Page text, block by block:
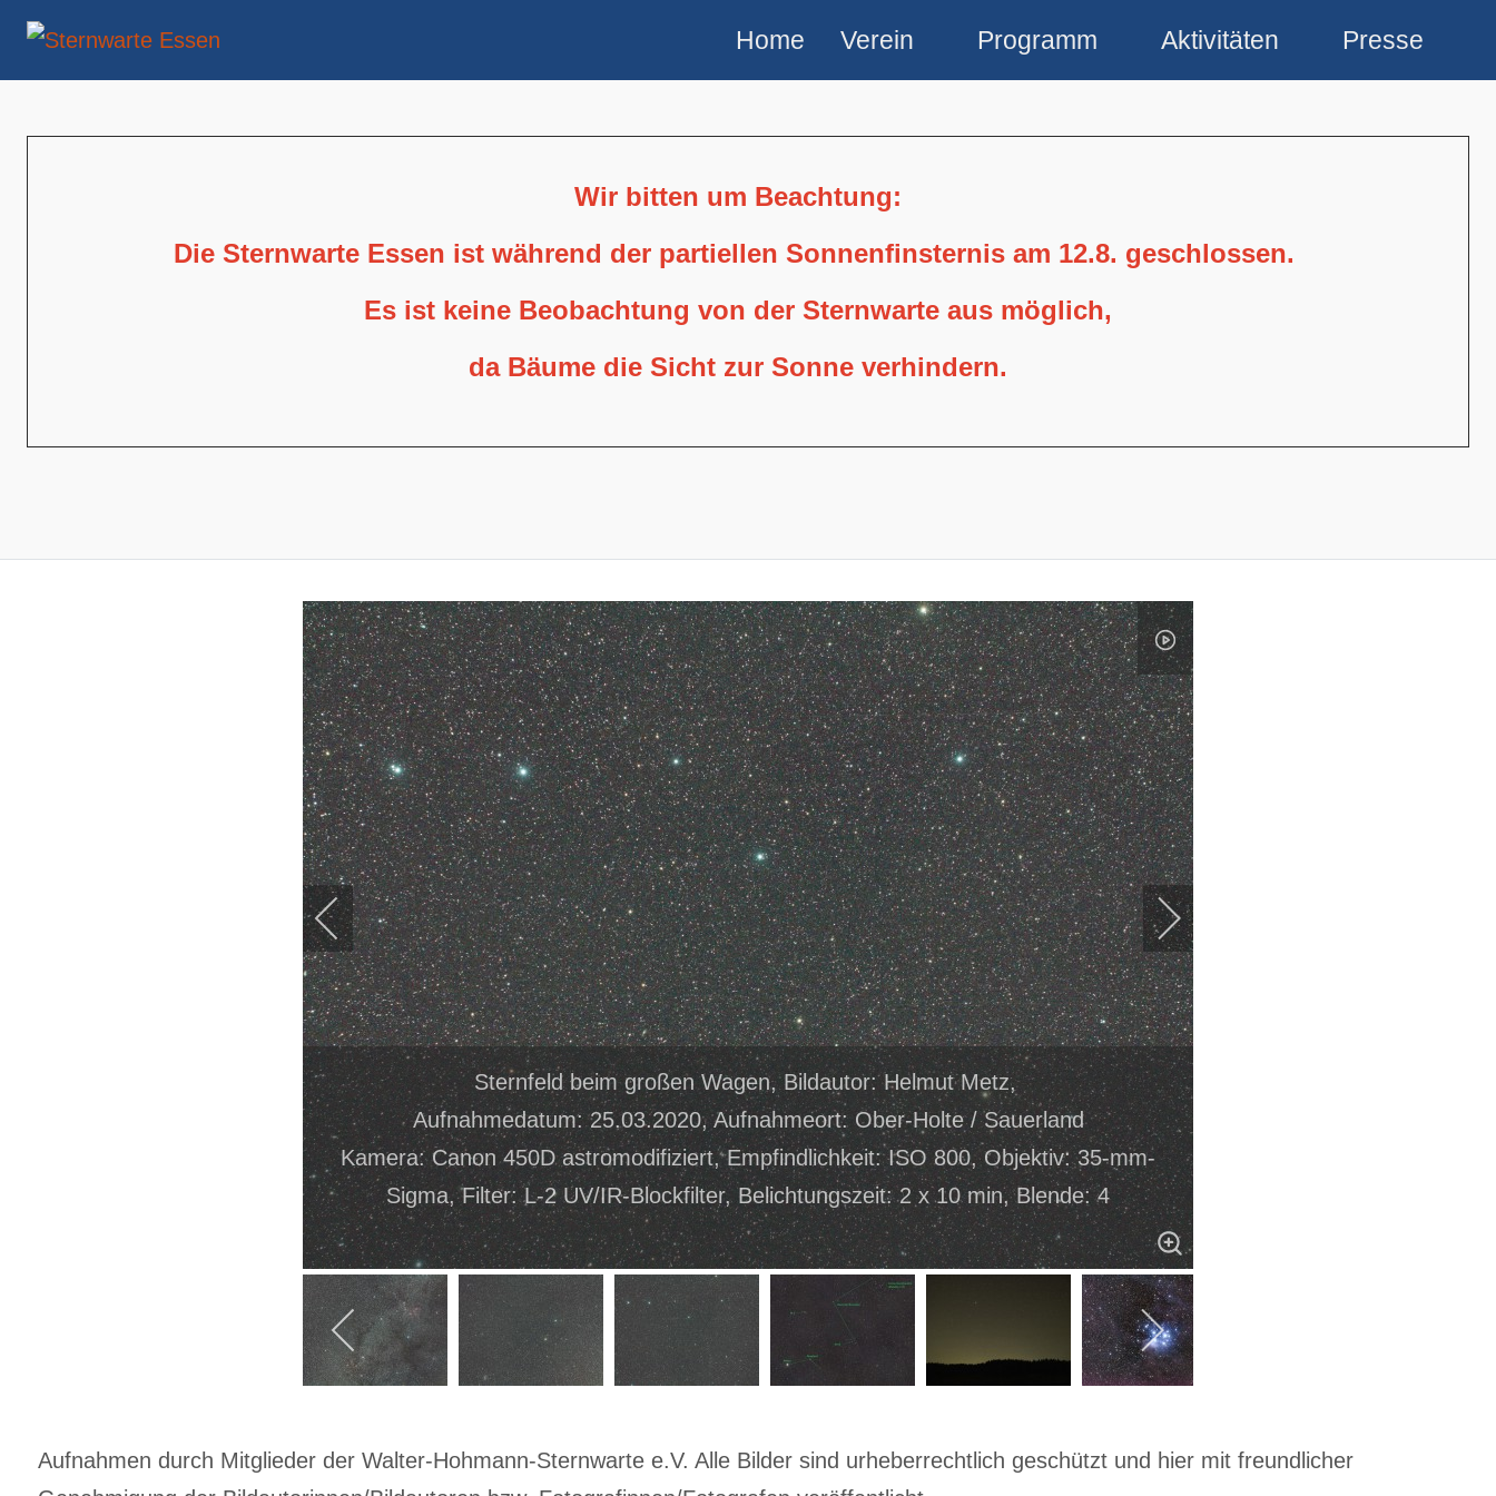
Home Verein Programm Aktivitäten Presse
Wir bitten um Beachtung:
Die Sternwarte Essen ist während der partiellen Sonnenfinsternis am 12.8. geschlossen.
Es ist keine Beobachtung von der Sternwarte aus möglich,
da Bäume die Sicht zur Sonne verhindern.
Sternfeld beim großen Wagen, Bildautor: Helmut Metz,
Aufnahmedatum: 25.03.2020, Aufnahmeort: Ober-Holte / Sauerland
Kamera: Canon 450D astromodifiziert, Empfindlichkeit: ISO 800, Objektiv: 35-mm-
Sigma, Filter: L-2 UV/IR-Blockfilter, Belichtungszeit: 2 x 10 min, Blende: 4
Aufnahmen durch Mitglieder der Walter-Hohmann-Sternwarte e.V. Alle Bilder sind urheberrechtlich geschützt und hier mit freundlicher